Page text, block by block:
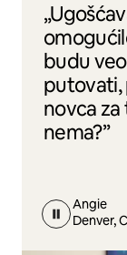
budu
putovati,
novca
nema?”
Angie
Denver,